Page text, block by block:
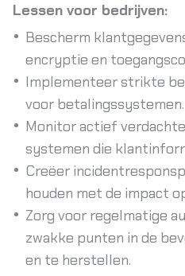
Lessen voor bedrijven:
Bescherm
encryptie en
Implementeer strikte
voor betalingssystemen.
Monitor actief
systemen die
Creëer
houden met de impact
Zorg voor regelmatige
zwakke punten in de
en te herstellen.